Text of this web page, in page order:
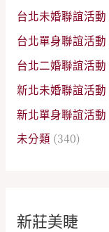
台北未婚聯誼活動
台北單身聯誼活動
台北二婚聯誼活動
新北未婚聯誼活動
新北單身聯誼活動
未分類 (340)
新莊美睫